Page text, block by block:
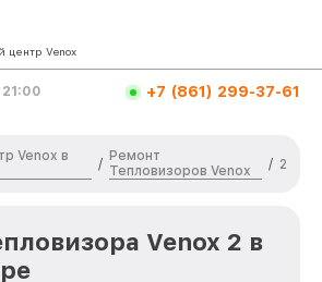
Venox
21:00 +7 (861) 299-37-61
Venox в
/
Ремонт
Тепловизоров Venox
/ 2
Venox 2 в